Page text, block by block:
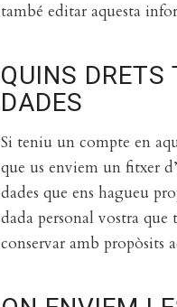
també editar aquesta
QUINS DRETS
DADES
Si teniu un compte en
que us enviem un fitxer
dades que ens hagueu
dada personal vostra
conservar amb propòsits